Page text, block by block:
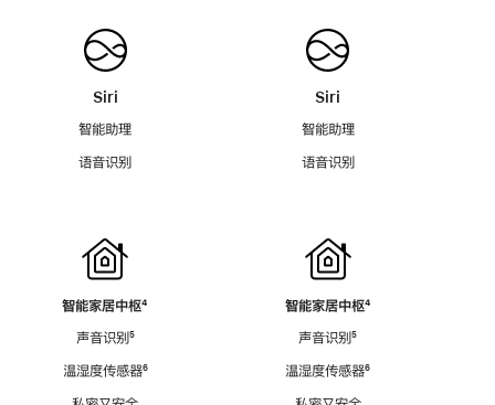
Siri
智能助理
语音识别
智能家居中枢脚
⁴
声音识别脚
⁵
温湿度传感器脚
⁶
Siri
智能助理
语音识别
智能家居中枢脚
⁴
声音识别脚
⁵
温湿度传感器脚
⁶